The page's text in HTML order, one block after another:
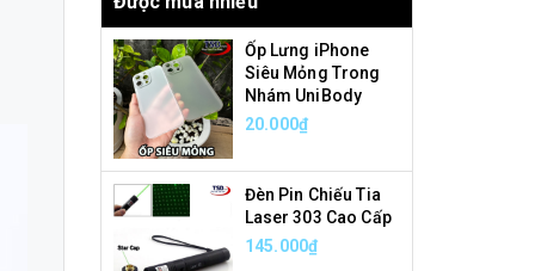
Ốp Lưng iPhone
Siêu Mỏng Trong
Nhám UniBody
20.000₫
Đèn Pin Chiếu Tia
Laser 303 Cao Cấp
145.000₫